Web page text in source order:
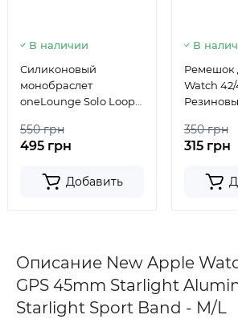
В наличии
Силиконовый
монобраслет
oneLounge Solo Loop
Apple Watch 44mm |
42mm Size L OEM
550 грн
495 грн
Добавить
В
Ремешок
Watch
350 грн
315 грн
Описание New Apple
GPS 45mm Starlight
Starlight Sport Band - M/L